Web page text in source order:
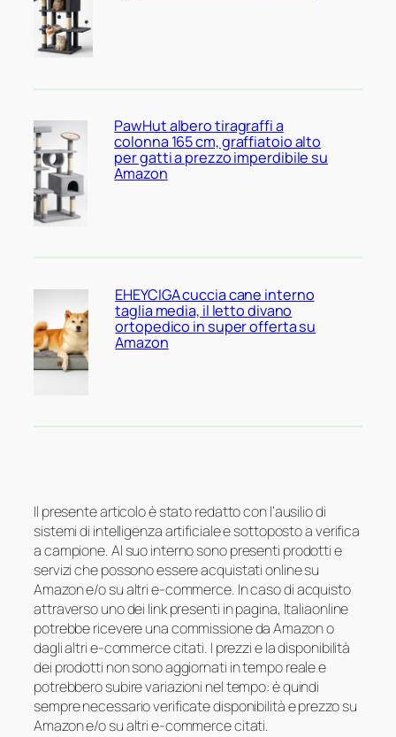
PawHut albero tiragraffi a
colonna 165 cm, graffiatoio alto
per gatti a prezzo imperdibile su
Amazon
EHEYCIGA cuccia cane interno
taglia media, il letto divano
ortopedico in super offerta su
Amazon
Il presente articolo è stato redatto con l’ausilio di
sistemi di intelligenza artificiale e sottoposto a verifica
a campione. Al suo interno sono presenti prodotti e
servizi che possono essere acquistati online su
Amazon e/o su altri e-commerce. In caso di acquisto
attraverso uno dei link presenti in pagina, Italiaonline
potrebbe ricevere una commissione da Amazon o
dagli altri e-commerce citati. I prezzi e la disponibilità
dei prodotti non sono aggiornati in tempo reale e
potrebbero subire variazioni nel tempo: è quindi
sempre necessario verificate disponibilità e prezzo su
Amazon e/o su altri e-commerce citati.